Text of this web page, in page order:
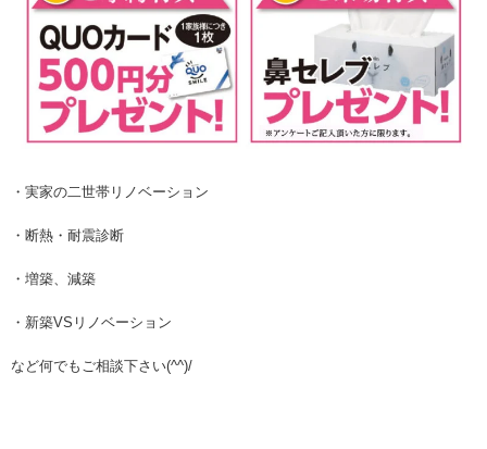
・実家の二世帯リノベーション
・断熱・耐震診断
・増築、減築
・新築VSリノベーション
など何でもご相談下さい(^^)/